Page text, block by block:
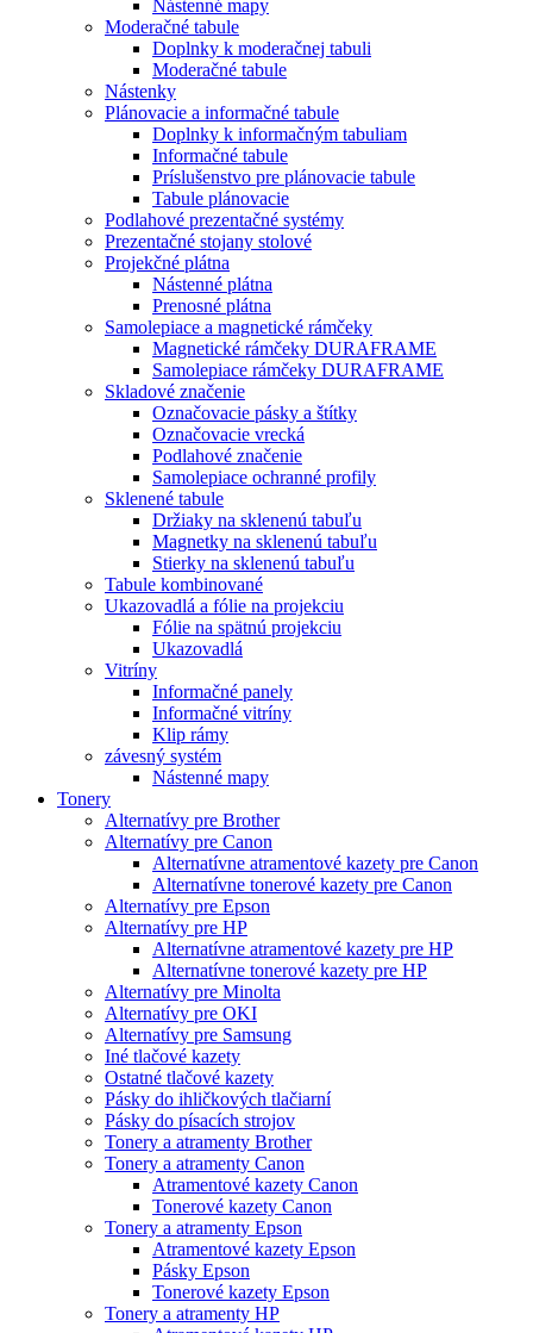
Nástenné mapy
Moderačné tabule
Doplnky k moderačnej tabuli
Moderačné tabule
Nástenky
Plánovacie a informačné tabule
Doplnky k informačným tabuliam
Informačné tabule
Príslušenstvo pre plánovacie tabule
Tabule plánovacie
Podlahové prezentačné systémy
Prezentačné stojany stolové
Projekčné plátna
Nástenné plátna
Prenosné plátna
Samolepiace a magnetické rámčeky
Magnetické rámčeky DURAFRAME
Samolepiace rámčeky DURAFRAME
Skladové značenie
Označovacie pásky a štítky
Označovacie vrecká
Podlahové značenie
Samolepiace ochranné profily
Sklenené tabule
Držiaky na sklenenú tabuľu
Magnetky na sklenenú tabuľu
Stierky na sklenenú tabuľu
Tabule kombinované
Ukazovadlá a fólie na projekciu
Fólie na spätnú projekciu
Ukazovadlá
Vitríny
Informačné panely
Informačné vitríny
Klip rámy
závesný systém
Nástenné mapy
Tonery
Alternatívy pre Brother
Alternatívy pre Canon
Alternatívne atramentové kazety pre Canon
Alternatívne tonerové kazety pre Canon
Alternatívy pre Epson
Alternatívy pre HP
Alternatívne atramentové kazety pre HP
Alternatívne tonerové kazety pre HP
Alternatívy pre Minolta
Alternatívy pre OKI
Alternatívy pre Samsung
Iné tlačové kazety
Ostatné tlačové kazety
Pásky do ihličkových tlačiarní
Pásky do písacích strojov
Tonery a atramenty Brother
Tonery a atramenty Canon
Atramentové kazety Canon
Tonerové kazety Canon
Tonery a atramenty Epson
Atramentové kazety Epson
Pásky Epson
Tonerové kazety Epson
Tonery a atramenty HP